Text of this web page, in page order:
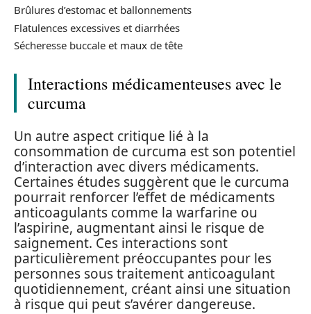
Brûlures d’estomac et ballonnements
Flatulences excessives et diarrhées
Sécheresse buccale et maux de tête
Interactions médicamenteuses avec le
curcuma
Un autre aspect critique lié à la
consommation de curcuma est son potentiel
d’interaction avec divers médicaments.
Certaines études suggèrent que le curcuma
pourrait renforcer l’effet de médicaments
anticoagulants comme la warfarine ou
l’aspirine, augmentant ainsi le risque de
saignement. Ces interactions sont
particulièrement préoccupantes pour les
personnes sous traitement anticoagulant
quotidiennement, créant ainsi une situation
à risque qui peut s’avérer dangereuse.